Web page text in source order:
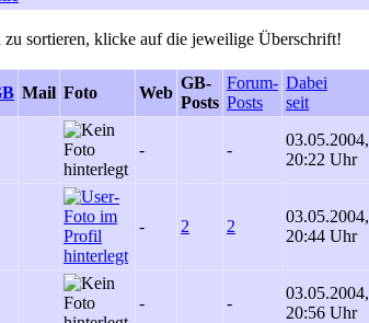
sortieren, klicke auf die jeweilige Überschrift!
Mail Foto Web
GB-
Posts
Forum-
Posts
Dabei
seit
- -
03.05.2004,
20:22 Uhr
- 2 2
03.05.2004,
20:44 Uhr
- -
03.05.2004,
20:56 Uhr